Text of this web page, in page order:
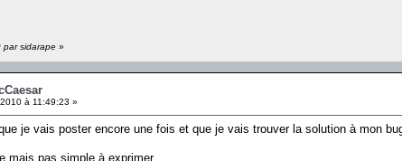
par sidarape »
2010 à 11:49:23 »
je vais poster encore une fois et que je vais trouver la solution à mon
mais pas simple à exprimer...